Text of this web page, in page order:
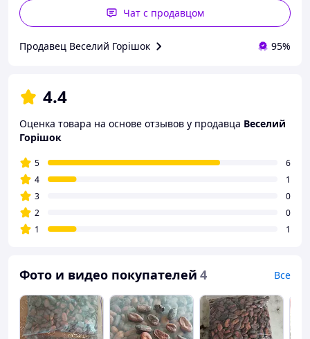
Чат с продавцом
Продавец Веселий Горішок 95%
4.4
Оценка товара на основе отзывов у продавца Веселий
Горішок
5
6
4
1
3
0
2
0
1
1
Фото и видео покупателей 4 Все